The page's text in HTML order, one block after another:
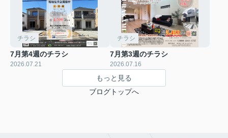
チラシ
7月第4週のチラシ
2026.07.21
チラシ
7月第3週のチラシ
2026.07.16
もっと見る
ブログトップへ